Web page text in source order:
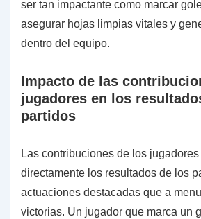
ser tan impactante como marcar
asegurar hojas limpias vitales y
dentro del equipo.
Impacto de las
jugadores en los
partidos
Las contribuciones de los jugadores
directamente los resultados de los
actuaciones destacadas que a
victorias. Un jugador que marca un